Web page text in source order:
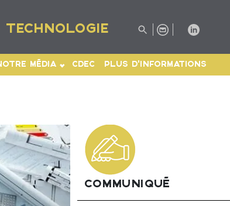
MÉDIA CDEC PLUS D'INFORMATIONS
COMMUNIQUÉ